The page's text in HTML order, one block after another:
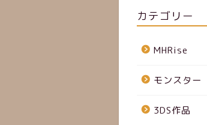
カテゴリー
MHRise
モンスター
3DS作品